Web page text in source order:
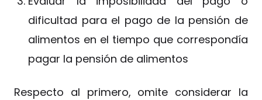
dificultad para el pago de la pensión de
alimentos en el tiempo que correspondía
pagar la pensión de alimentos
Respecto al primero, omite considerar la